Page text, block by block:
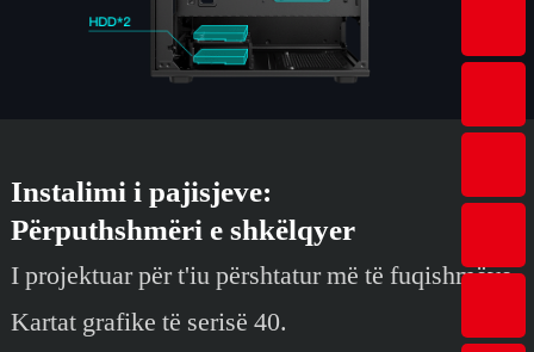
Instalimi i pajisjeve:
Përputhshmëri e shkëlqyer
I projektuar për t'iu përshtatur më të fuqishmëve
Kartat grafike të serisë 40.